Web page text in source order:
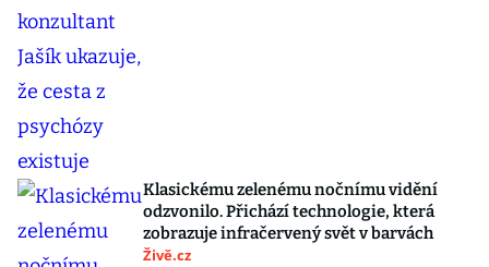
Klasickému zelenému nočnímu vidění
odzvonilo. Přichází technologie, která
zobrazuje infračervený svět v barvách
Živě.cz